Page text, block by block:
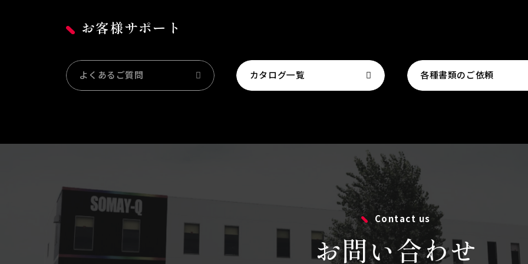
お客様サポート
よくあるご質問 カタログ一覧 各種書類のご依頼
Contact us
お問い合わせ